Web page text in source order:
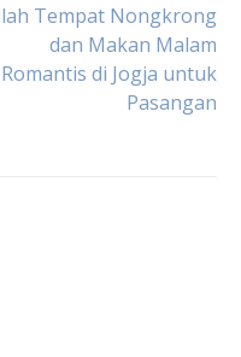
Tempat Nongkrong
dan Makan Malam
Romantis di Jogja untuk
Pasangan